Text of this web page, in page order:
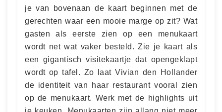
je van bovenaan de kaart beginnen met de
gerechten waar een mooie marge op zit? Wat
gasten als eerste zien op een menukaart
wordt net wat vaker besteld. Zie je kaart als
een gigantisch visitekaartje dat opengeklapt
wordt op tafel. Zo laat Vivian den Hollander
de identiteit van haar restaurant vooral zien
op de menukaart. Werk met de highlights uit